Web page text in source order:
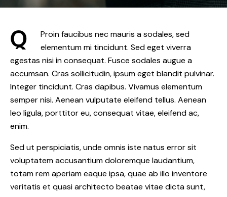
Q
Proin faucibus nec mauris a sodales, sed
elementum mi tincidunt. Sed eget viverra
egestas nisi in consequat. Fusce sodales augue a
accumsan. Cras sollicitudin, ipsum eget blandit pulvinar.
Integer tincidunt. Cras dapibus. Vivamus elementum
semper nisi. Aenean vulputate eleifend tellus. Aenean
leo ligula, porttitor eu, consequat vitae, eleifend ac,
enim.
Sed ut perspiciatis, unde omnis iste natus error sit
voluptatem accusantium doloremque laudantium,
totam rem aperiam eaque ipsa, quae ab illo inventore
veritatis et quasi architecto beatae vitae dicta sunt,